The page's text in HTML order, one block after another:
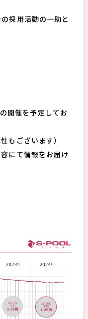
採用活動の一助と
開催を予定してお
もございます）
にて情報をお届け